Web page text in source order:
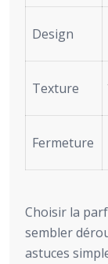
Design
Texture
Fermeture
Choisir la
sembler
astuces